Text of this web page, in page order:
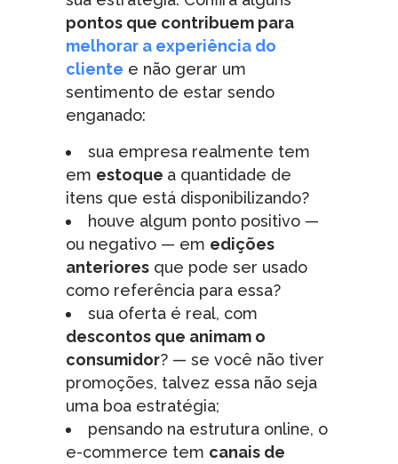
pontos que contribuem para
melhorar a experiência do
cliente e não gerar um
sentimento de estar sendo
enganado:
sua empresa realmente tem
em estoque a quantidade de
itens que está disponibilizando?
houve algum ponto positivo —
ou negativo — em edições
anteriores que pode ser usado
como referência para essa?
sua oferta é real, com
descontos que animam o
consumidor? — se você não tiver
promoções, talvez essa não seja
uma boa estratégia;
pensando na estrutura online, o
e-commerce tem canais de